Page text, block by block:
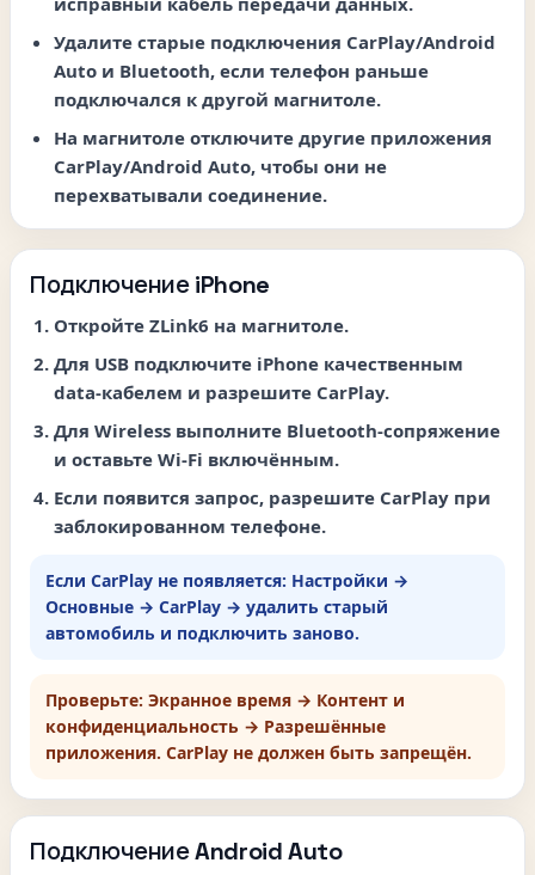
Удалите старые подключения CarPlay/Android
Auto и Bluetooth, если телефон раньше
подключался к другой магнитоле.
На магнитоле отключите другие приложения
CarPlay/Android Auto, чтобы они не
перехватывали соединение.
Подключение iPhone
Откройте ZLink6 на магнитоле.
Для USB подключите iPhone качественным
data-кабелем и разрешите CarPlay.
Для Wireless выполните Bluetooth-сопряжение
и оставьте Wi-Fi включённым.
Если появится запрос, разрешите CarPlay при
заблокированном телефоне.
Если CarPlay не появляется: Настройки →
Основные → CarPlay → удалить старый
автомобиль и подключить заново.
Проверьте: Экранное время → Контент и
конфиденциальность → Разрешённые
приложения. CarPlay не должен быть запрещён.
Подключение Android Auto